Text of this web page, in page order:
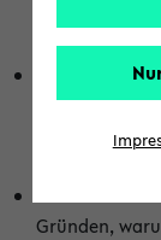
wurden. Die
abhängig
Die hier
vollständig
die
Gründen,